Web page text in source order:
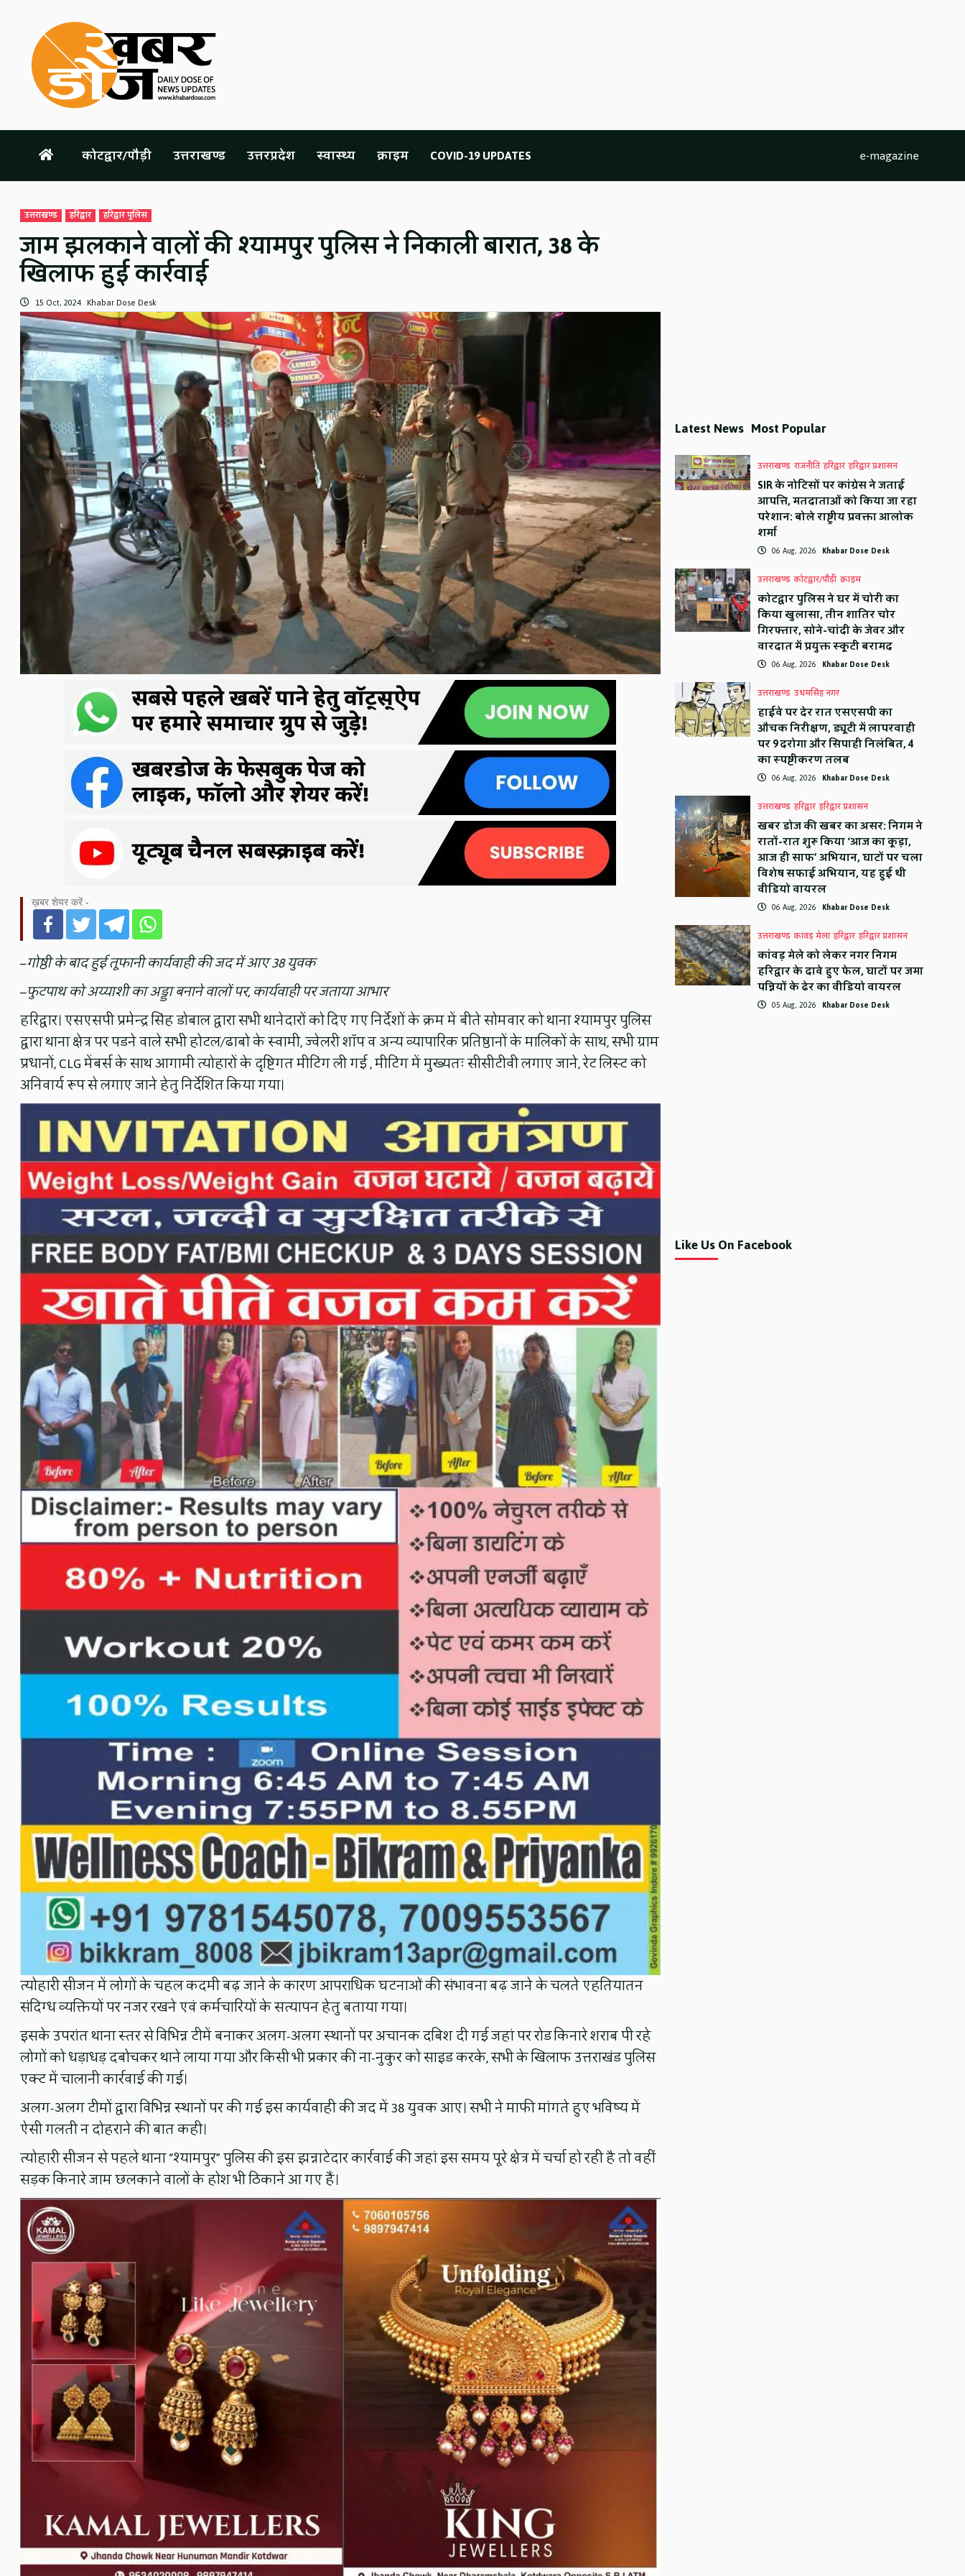
content
कोटद्वार/पौड़ी उत्तराखण्ड उत्तरप्रदेश स्वास्थ्य क्राइम COVID-19 UPDATES e-magazine
उत्तराखण्ड हरिद्वार हरिद्वार पुलिस
जाम झलकाने वालों की श्यामपुर पुलिस ने निकाली बारात, 38 के
खिलाफ हुई कार्रवाई
15 Oct, 2024 Khabar Dose Desk
ख़बर शेयर करें -
–गोष्ठी के बाद हुई तूफानी कार्यवाही की जद में आए 38 युवक
–फुटपाथ को अय्याशी का अड्डा बनाने वालों पर, कार्यवाही पर जताया आभार
हरिद्वार। एसएसपी प्रमेन्द्र सिंह डोबाल द्वारा सभी थानेदारों को दिए गए निर्देशों के क्रम में बीते सोमवार को थाना श्यामपुर पुलिस
द्वारा थाना क्षेत्र पर पडने वाले सभी होटल/ढाबो के स्वामी, ज्वेलरी शॉप व अन्य व्यापारिक प्रतिष्ठानों के मालिकों के साथ, सभी ग्राम
प्रधानों, CLG मेंबर्स के साथ आगामी त्योहारों के दृष्टिगत मीटिंग ली गई , मीटिंग में मुख्यतः सीसीटीवी लगाए जाने, रेट लिस्ट को
अनिवार्य रूप से लगाए जाने हेतु निर्देशित किया गया।
त्योहारी सीजन में लोगों के चहल कदमी बढ़ जाने के कारण आपराधिक घटनाओं की संभावना बढ़ जाने के चलते एहतियातन
संदिग्ध व्यक्तियों पर नजर रखने एवं कर्मचारियों के सत्यापन हेतु बताया गया।
इसके उपरांत थाना स्तर से विभिन्न टीमें बनाकर अलग-अलग स्थानों पर अचानक दबिश दी गई जहां पर रोड किनारे शराब पी रहे
लोगों को धड़ाधड़ दबोचकर थाने लाया गया और किसी भी प्रकार की ना-नुकुर को साइड करके, सभी के खिलाफ उत्तराखंड पुलिस
एक्ट में चालानी कार्रवाई की गई।
अलग-अलग टीमों द्वारा विभिन्न स्थानों पर की गई इस कार्यवाही की जद में 38 युवक आए। सभी ने माफी मांगते हुए भविष्य में
ऐसी गलती न दोहराने की बात कही।
त्योहारी सीजन से पहले थाना “श्यामपुर” पुलिस की इस झन्नाटेदार कार्रवाई की जहां इस समय पूरे क्षेत्र में चर्चा हो रही है तो वहीं
सड़क किनारे जाम छलकाने वालों के होश भी ठिकाने आ गए हैं।
Latest News Most Popular
उत्तराखण्ड राजनीति हरिद्वार हरिद्वार प्रशासन
SIR के नोटिसों पर कांग्रेस ने जताई
आपत्ति, मतदाताओं को किया जा रहा
परेशान: बोले राष्ट्रीय प्रवक्ता आलोक
शर्मा
06 Aug, 2026 Khabar Dose Desk
उत्तराखण्ड कोटद्वार/पौड़ी क्राइम
कोटद्वार पुलिस ने घर में चोरी का
किया खुलासा, तीन शातिर चोर
गिरफ्तार, सोने-चांदी के जेवर और
वारदात में प्रयुक्त स्कूटी बरामद
06 Aug, 2026 Khabar Dose Desk
उत्तराखण्ड उधमसिंह नगर
हाईवे पर देर रात एसएसपी का
औचक निरीक्षण, ड्यूटी में लापरवाही
पर 9 दरोगा और सिपाही निलंबित, 4
का स्पष्टीकरण तलब
06 Aug, 2026 Khabar Dose Desk
उत्तराखण्ड हरिद्वार हरिद्वार प्रशासन
खबर डोज की खबर का असर: निगम ने
रातों-रात शुरू किया ‘आज का कूड़ा,
आज ही साफ’ अभियान, घाटों पर चला
विशेष सफाई अभियान, यह हुई थी
वीडियो वायरल
06 Aug, 2026 Khabar Dose Desk
उत्तराखण्ड कावड़ मेला हरिद्वार हरिद्वार प्रशासन
कांवड़ मेले को लेकर नगर निगम
हरिद्वार के दावे हुए फेल, घाटों पर जमा
पन्नियों के ढेर का वीडियो वायरल
05 Aug, 2026 Khabar Dose Desk
Like Us On Facebook